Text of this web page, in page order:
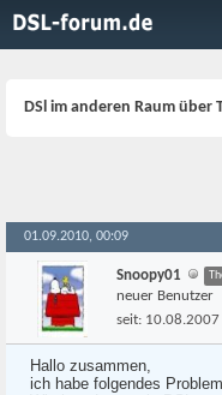
DSl im anderen Raum über
01.09.2010, 00:09
Snoopy01
neuer Benutzer
seit: 10.08.2007
Hallo zusammen,
ich habe folgendes